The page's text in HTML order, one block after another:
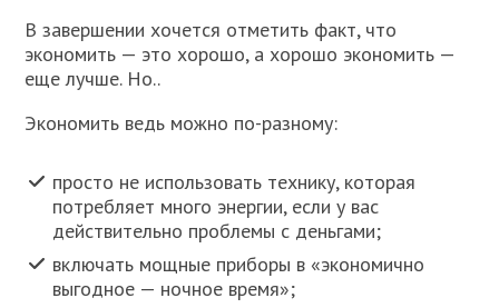
В завершении хочется отметить факт, что
экономить — это хорошо, а хорошо экономить —
еще лучше. Но..
Экономить ведь можно по-разному:
просто не использовать технику, которая
потребляет много энергии, если у вас
действительно проблемы с деньгами;
включать мощные приборы в «экономично
выгодное — ночное время»;